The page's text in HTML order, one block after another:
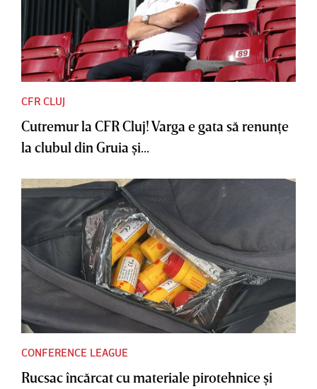
CFR CLUJ
Cutremur la CFR Cluj! Varga e gata să renunţe
la clubul din Gruia şi...
CONFERENCE LEAGUE
Rucsac încărcat cu materiale pirotehnice şi